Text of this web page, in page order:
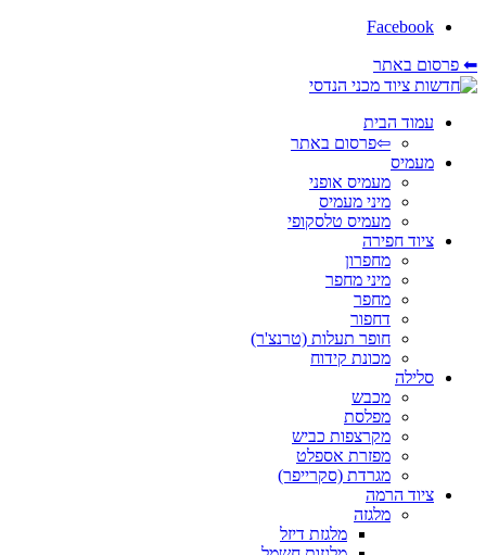
Facebook
⬅ פרסום באתר
עמוד הבית
⇦פרסום באתר
מעמיס
מעמיס אופני
מיני מעמיס
מעמיס טלסקופי
ציוד חפירה
מחפרון
מיני מחפר
מחפר
דחפור
חופר תעלות (טרנצ'ר)
מכונת קידוח
סלילה
מכבש
מפלסת
מקרצפות כביש
מפזרת אספלט
מגרדת (סקרייפר)
ציוד הרמה
מלגזה
מלגזת דיזל